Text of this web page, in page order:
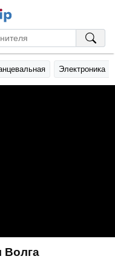
Электроника
Волга